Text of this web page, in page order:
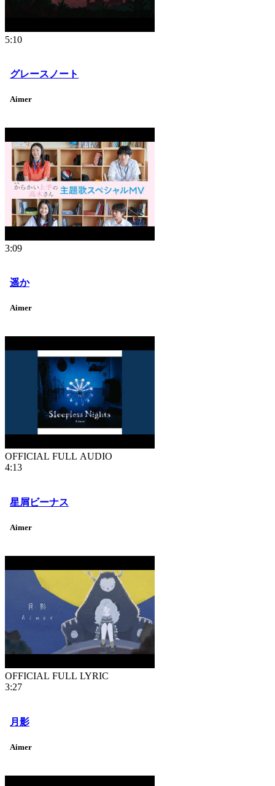
5:10
グレースノート
Aimer
3:09
遥か
Aimer
OFFICIAL FULL AUDIO
4:13
星屑ビーナス
Aimer
OFFICIAL FULL LYRIC
3:27
月影
Aimer